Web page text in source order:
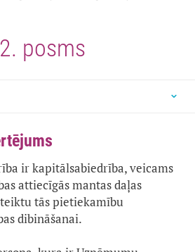
posms
ir kapitālsabiedrība, veicams
attiecīgās mantas daļas
tās pietiekamību
dibināšanai.